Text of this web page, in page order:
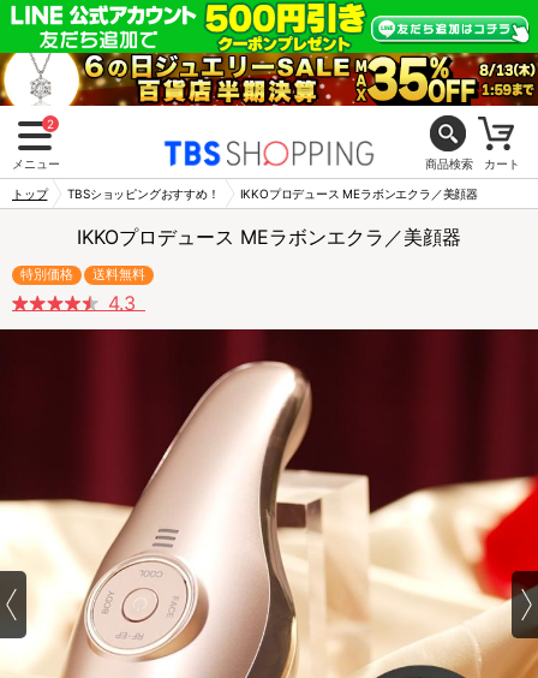
2
メニュー 商品検索 カート
トップ TBSショッピングおすすめ！ IKKOプロデュース MEラボンエクラ／美顔器
IKKOプロデュース MEラボンエクラ／美顔器
特別価格 送料無料
4.3